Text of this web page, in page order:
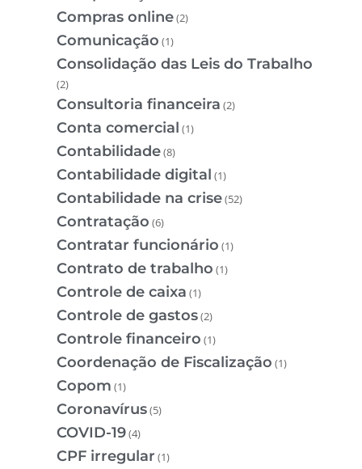
Compras online(2)
Comunicação (1)
Consolidação das Leis do Trabalho
(2)
Consultoria financeira (2)
Conta comercial (1)
Contabilidade(8)
Contabilidade digital (1)
Contabilidade na crise(52)
Contratação (6)
Contratar funcionário (1)
Contrato de trabalho (1)
Controle de caixa (1)
Controle de gastos(2)
Controle financeiro (1)
Coordenação de Fiscalização (1)
Copom (1)
Coronavírus(5)
COVID-19(4)
CPF irregular (1)